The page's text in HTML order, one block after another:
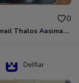
0
Chainmail Thalos Aasimar Cleric
Delfiar